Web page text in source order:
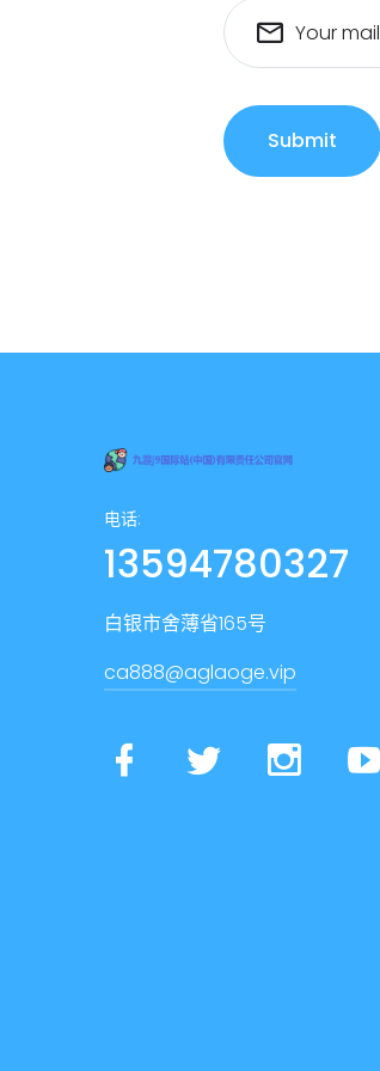
Your mail
Submit
电话:
13594780327
白银市舍薄省165号
ca888@aglaoge.vip